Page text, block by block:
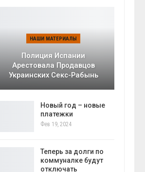
НАШИ МАТЕРИАЛЫ
Полиция Испании
Арестовала Продавцов
Украинских Секс-Рабынь
Новый год – новые
платежки
Фев 19, 2024
Теперь за долги по
коммуналке будут
отключать